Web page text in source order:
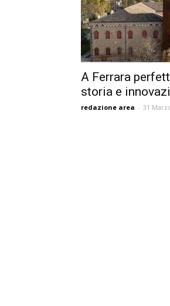
A Ferrara
storia e
redazione area - 31